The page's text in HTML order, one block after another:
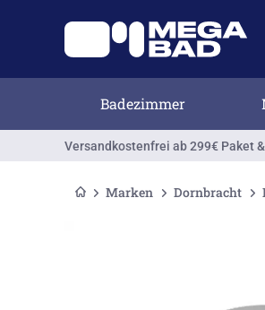
Badezimmer
Versandkostenfrei ab 299€ Paket
Marken Dornbracht